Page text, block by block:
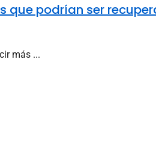
que podrían ser
más ...